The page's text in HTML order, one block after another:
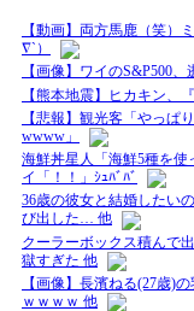
【動画】両方馬鹿（笑）
∇`）
【画像】ワイのS&P500、
【熊本地震】ヒカキン、
【悲報】観光客「やっぱ
wwww」
海鮮丼星人「海鮮5種を
イ「！！」ｼｭﾊﾞﾊﾞ
36歳の彼女と結婚したい
び出した… 他
クーラーボックス積んで
獄すぎた 他
【画像】長濱ねる(27歳)
ｗｗｗｗ 他